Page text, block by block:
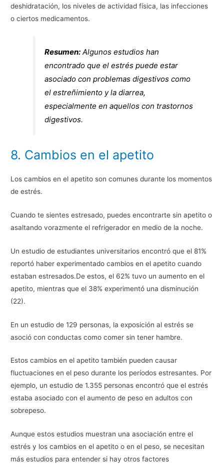
deshidratación, los niveles de actividad física, las infecciones
o ciertos medicamentos.
Resumen: Algunos estudios han
encontrado que el estrés puede estar
asociado con problemas digestivos como
el estreñimiento y la diarrea,
especialmente en aquellos con trastornos
digestivos.
8. Cambios en el apetito
Los cambios en el apetito son comunes durante los momentos
de estrés.
Cuando te sientes estresado, puedes encontrarte sin apetito o
asaltando vorazmente el refrigerador en medio de la noche.
Un estudio de estudiantes universitarios encontró que el 81%
reportó haber experimentado cambios en el apetito cuando
estaban estresados.De estos, el 62% tuvo un aumento en el
apetito, mientras que el 38% experimentó una disminución
(22).
En un estudio de 129 personas, la exposición al estrés se
asoció con conductas como comer sin tener hambre.
Estos cambios en el apetito también pueden causar
fluctuaciones en el peso durante los períodos estresantes. Por
ejemplo, un estudio de 1.355 personas encontró que el estrés
estaba asociado con el aumento de peso en adultos con
sobrepeso.
Aunque estos estudios muestran una asociación entre el
estrés y los cambios en el apetito o en el peso, se necesitan
más estudios para entender si hay otros factores